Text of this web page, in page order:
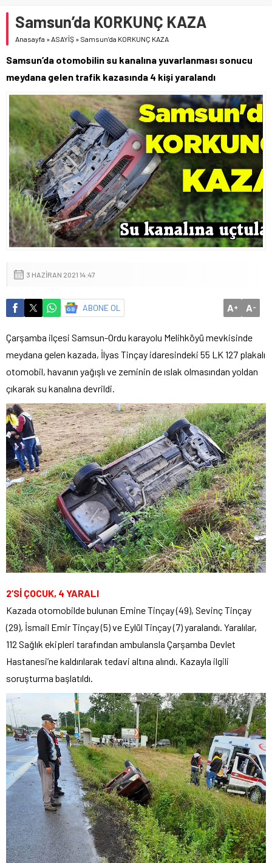
Samsun’da KORKUNÇ KAZA
Anasayfa »ASAYİŞ » Samsun’da KORKUNÇ KAZA
Samsun’da otomobilin su kanalına yuvarlanması sonucu
meydana gelen trafik kazasında 4 kişi yaralandı
3 HAZIRAN 2021 14:47
ABONE OL A+ A-
Çarşamba ilçesi Samsun-Ordu karayolu Melihköyü mevkisinde
meydana gelen kazada, İlyas Tinçay idaresindeki 55 LK 127 plakalı
otomobil, havanın yağışlı ve zeminin de ıslak olmasından yoldan
çıkarak su kanalına devrildi.
2’Sİ ÇOCUK, 4 YARALI
Kazada otomobilde bulunan Emine Tinçay (49), Sevinç Tinçay
(29), İsmail Emir Tinçay (5) ve Eylül Tinçay (7) yaralandı. Yaralılar,
112 Sağlık ekipleri tarafından ambulansla Çarşamba Devlet
Hastanesi’ne kaldırılarak tedavi altına alındı. Kazayla ilgili
soruşturma başlatıldı.